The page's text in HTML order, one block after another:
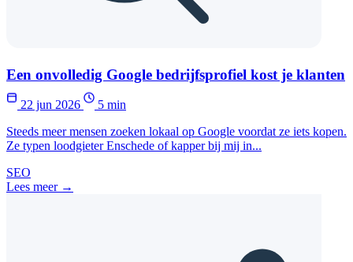
Een onvolledig Google bedrijfsprofiel kost je klanten
22 jun 2026
5 min
Steeds meer mensen zoeken lokaal op Google voordat ze iets kopen.
Ze typen loodgieter Enschede of kapper bij mij in...
SEO
Lees meer →